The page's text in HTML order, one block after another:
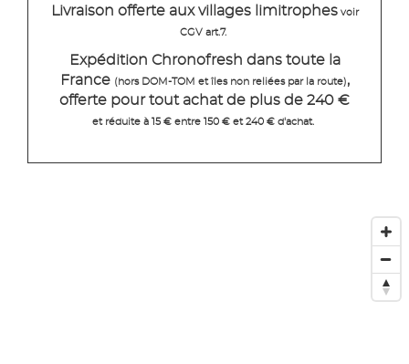
Livraison offerte aux villages limitrophesvoir
CGV art.7.
Expédition Chronofresh dans toute la
France (hors DOM-TOM et îles non reliées par la route),
offerte pour tout achat de plus de 240 €
et réduite à 15 € entre 150 € et 240 € d'achat.